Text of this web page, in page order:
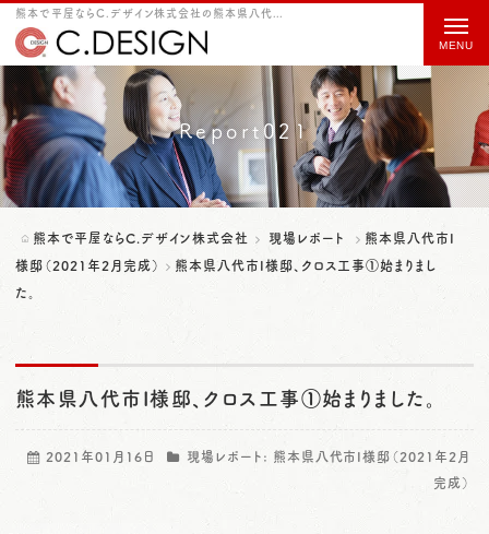
熊本で平屋ならC.デザイン株式会社の熊本県八代市I様邸、クロス工事①始まりました。をご紹介
Report021
熊本で平屋ならC.デザイン株式会社 現場レポート
熊本県八代市I
様邸（2021年2月完成）
熊本県八代市I様邸、クロス工事①始まりまし
た。
熊本県八代市I様邸、クロス工事①始まりました。
2021年01月16日 現場レポート: 熊本県八代市I様邸（2021年2月
完成）
t
o
g
g
l
e
g
i